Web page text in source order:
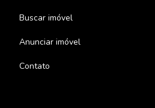
Buscar imóvel
Anunciar imóvel
Contato